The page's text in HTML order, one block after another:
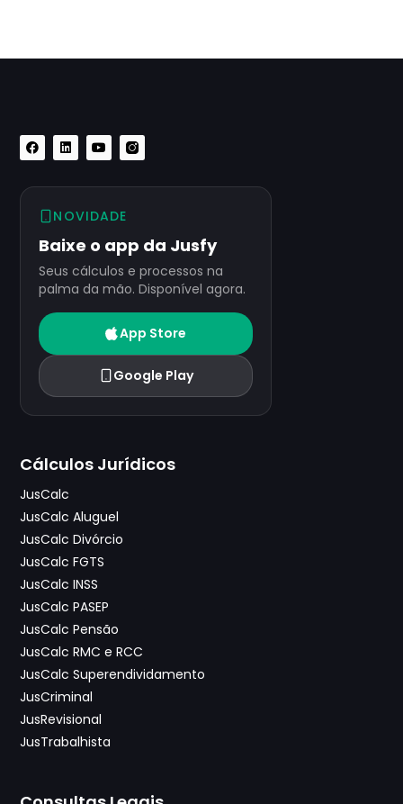
NOVIDADE
Baixe o app da Jusfy
Seus cálculos e processos na
palma da mão. Disponível agora.
App Store
Google Play
Cálculos Jurídicos
JusCalc
JusCalc Aluguel
JusCalc Divórcio
JusCalc FGTS
JusCalc INSS
JusCalc PASEP
JusCalc Pensão
JusCalc RMC e RCC
JusCalc Superendividamento
JusCriminal
JusRevisional
JusTrabalhista